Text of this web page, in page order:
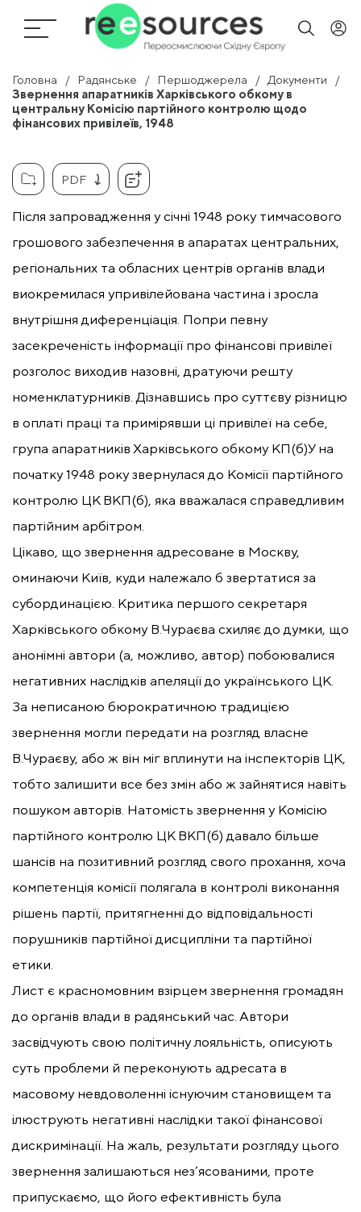
Головна Радянське Першоджерела
Документи
Звернення апаратників Харківського обкому в
центральну Комісію партійного контролю щодо
фінансових привілеїв, 1948
PDF
Після запровадження у січні 1948 року тимчасового
грошового забезпечення в апаратах центральних,
регіональних та обласних центрів органів влади
виокремилася упривілейована частина і зросла
внутрішня диференціація. Попри певну
засекреченість інформації про фінансові привілеї
розголос виходив назовні, дратуючи решту
номенклатурників. Дізнавшись про суттєву різницю
в оплаті праці та примірявши ці привілеї на себе,
група апаратників Харківського обкому КП(б)У на
початку 1948 року звернулася до Комісії партійного
контролю ЦК ВКП(б), яка вважалася справедливим
партійним арбітром.
Цікаво, що звернення адресоване в Москву,
оминаючи Київ, куди належало б звертатися за
субординацією. Критика першого секретаря
Харківського обкому В.Чураєва схиляє до думки, що
анонімні автори (а, можливо, автор) побоювалися
негативних наслідків апеляції до українського ЦК.
За неписаною бюрократичною традицією
звернення могли передати на розгляд власне
В.Чураєву, або ж він міг вплинути на інспекторів ЦК,
тобто залишити все без змін або ж зайнятися навіть
пошуком авторів. Натомість звернення у Комісію
партійного контролю ЦК ВКП(б) давало більше
шансів на позитивний розгляд свого прохання, хоча
компетенція комісії полягала в контролі виконання
рішень партії, притягненні до відповідальності
порушників партійної дисципліни та партійної
етики.
Лист є красномовним взірцем звернення громадян
до органів влади в радянський час. Автори
засвідчують свою політичну лояльність, описують
суть проблеми й переконують адресата в
масовому невдоволенні існуючим становищем та
ілюструють негативні наслідки такої фінансової
дискримінації. На жаль, результати розгляду цього
звернення залишаються нез’ясованими, проте
припускаємо, що його ефективність була